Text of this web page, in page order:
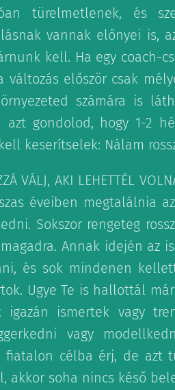
türelmetlenek, és
vannak előnyei is,
kell. Ha egy coach-
először csak
számára is
azt gondolod, hogy 1-2
keserítselek: Nálam
VÁLJ, AKI LEHETTÉL
éveiben megtalálnia
Sokszor rengeteg
Annak idején az
és sok mindenen
Ugye Te is hallottál
igazán ismertek vagy
vagy
fiatalon célba érj, de azt
akkor soha nincs késő